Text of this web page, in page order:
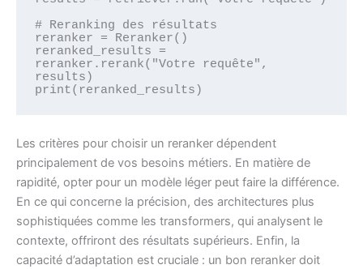
# Reranking des résultats
reranker = Reranker()
reranked_results =
reranker.rerank("Votre requête",
results)
Les critères pour choisir un reranker dépendent
principalement de vos besoins métiers. En matière de
rapidité, opter pour un modèle léger peut faire la différence.
En ce qui concerne la précision, des architectures plus
sophistiquées comme les transformers, qui analysent le
contexte, offriront des résultats supérieurs. Enfin, la
capacité d’adaptation est cruciale : un bon reranker doit